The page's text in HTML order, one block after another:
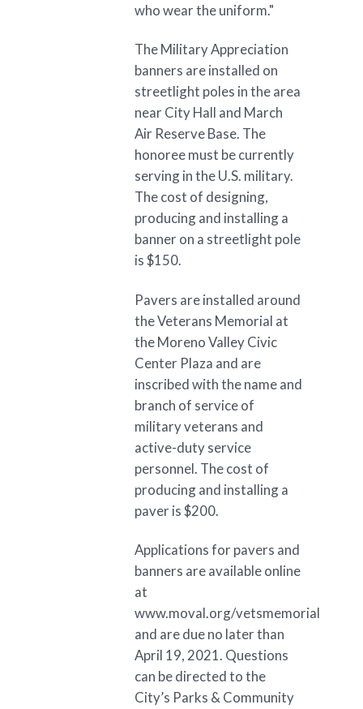
who wear the uniform."
The Military Appreciation
banners are installed on
streetlight poles in the area
near City Hall and March
Air Reserve Base. The
honoree must be currently
serving in the U.S. military.
The cost of designing,
producing and installing a
banner on a streetlight pole
is $150.
Pavers are installed around
the Veterans Memorial at
the Moreno Valley Civic
Center Plaza and are
inscribed with the name and
branch of service of
military veterans and
active-duty service
personnel. The cost of
producing and installing a
paver is $200.
Applications for pavers and
banners are available online
at
www.moval.org/vetsmemorial
and are due no later than
April 19, 2021. Questions
can be directed to the
City’s Parks & Community